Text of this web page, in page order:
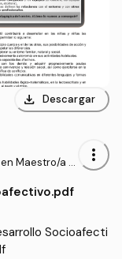
download Descargar
en Maestro/a d
more_vert
Socioafecti